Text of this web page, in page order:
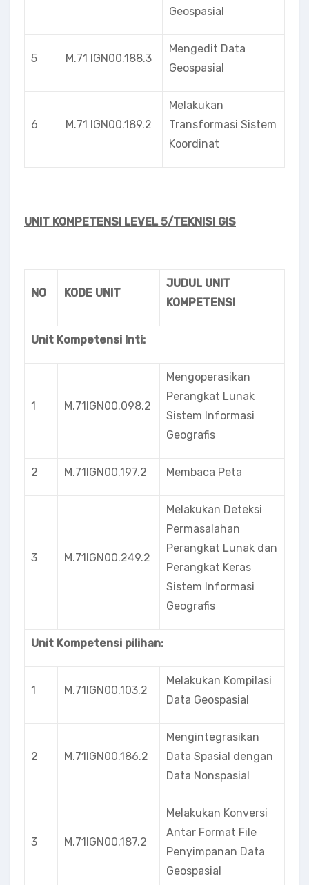
Geospasial
5 M.71 IGN00.188.3
Mengedit Data
Geospasial
6 M.71 lGN00.189.2
Melakukan
Transformasi Sistem
Koordinat
UNIT KOMPETENSI LEVEL 5/TEKNISI GIS
NO KODE UNIT
JUDUL UNIT
KOMPETENSI
Unit Kompetensi Inti:
1 M.71lGN00.098.2
Mengoperasikan
Perangkat Lunak
Sistem Informasi
Geografis
2 M.71IGN00.197.2 Membaca Peta
3 M.71IGN00.249.2
Melakukan Deteksi
Permasalahan
Perangkat Lunak dan
Perangkat Keras
Sistem Informasi
Geografis
Unit Kompetensi pilihan:
1 M.71IGN00.103.2
Melakukan Kompilasi
Data Geospasial
2 M.71IGN00.186.2
Mengintegrasikan
Data Spasial dengan
Data Nonspasial
3 M.71IGN00.187.2
Melakukan Konversi
Antar Format File
Penyimpanan Data
Geospasial